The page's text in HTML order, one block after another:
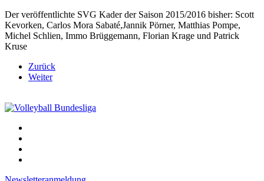
Der veröffentlichte SVG Kader der Saison 2015/2016 bisher: Scott
Kevorken, Carlos Mora Sabaté,Jannik Pörner, Matthias Pompe,
Michel Schlien, Immo Brüggemann, Florian Krage und Patrick
Kruse
Zurück
Weiter